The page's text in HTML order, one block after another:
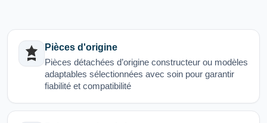
Pièces d'origine
Pièces détachées d’origine constructeur ou modèles
adaptables sélectionnées avec soin pour garantir
fiabilité et compatibilité